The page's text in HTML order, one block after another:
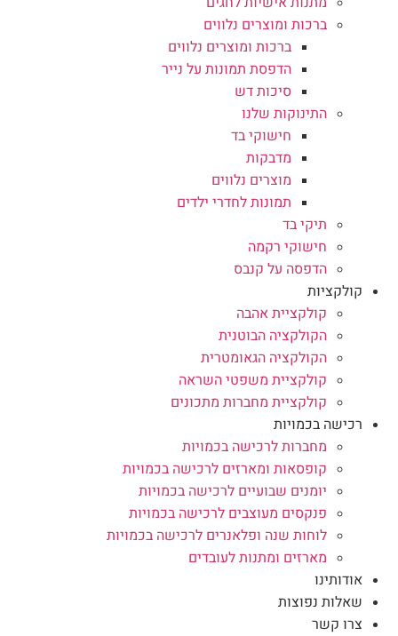
ברכות ומוצרים נלווים
ברכות ומוצרים נלווים
הדפסת תמונות על נייר
סיכות דש
התינוקות שלנו
חישוקי בד
מדבקות
מוצרים נלווים
תמונות לחדרי ילדים
תיקי בד
חישוקי רקמה
הדפסה על קנבס
קולקציות
קולקציית אהבה
הקולקציה הבוטנית
הקולקציה הגאומטרית
קולקציית משפטי השראה
קולקציית מחברות מתכונים
רכישה בכמויות
מחברות לרכישה בכמויות
קופסאות ומארזים לרכישה בכמויות
יומנים שבועיים לרכישה בכמויות
פנקסים מעוצבים לרכישה בכמויות
לוחות שנה ופלאנרים לרכישה בכמויות
מארזים ומתנות לעובדים
אודותינו
שאלות נפוצות
צרו קשר